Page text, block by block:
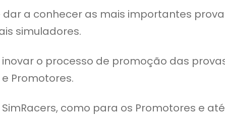
a conhecer as mais importantes
simuladores.
o processo de promoção das
Promotores.
como para os Promotores e